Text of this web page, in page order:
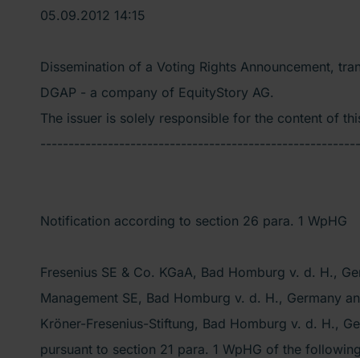
05.09.2012 14:15
Dissemination of a Voting Rights Announcement,
DGAP - a company of EquityStory AG.
The issuer is solely responsible for the content of
Notification according to section 26 para. 1 WpHG
Fresenius SE & Co. KGaA, Bad Homburg v. d. H.,
Management SE, Bad Homburg v. d. H., Germany
Kröner-Fresenius-Stiftung, Bad Homburg v. d. H.,
pursuant to section 21 para. 1 WpHG of the